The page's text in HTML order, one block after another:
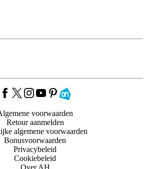
voorwaarden
Retour aanmelden
algemene voorwaarden
Bonusvoorwaarden
Privacybeleid
Cookiebeleid